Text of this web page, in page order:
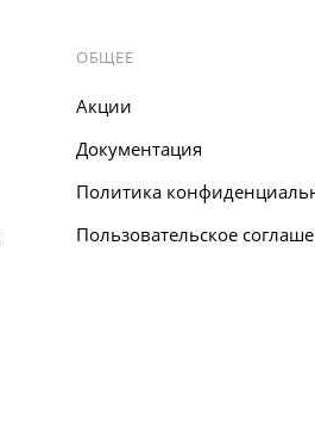
ОБЩЕЕ
Акции
Документация
Политика
Пользовательское